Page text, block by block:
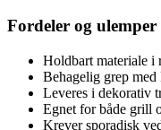
Fordeler og ulemper
Holdbart materiale i
Behagelig grep
Leveres i dekorativ
Egnet for både grill
Krever sporadisk